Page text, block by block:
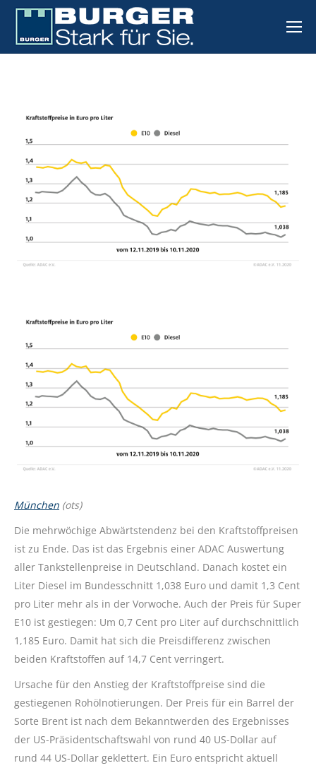
München (ots)
Die mehrwöchige Abwärtstendenz bei den Kraftstoffpreisen
ist zu Ende. Das ist das Ergebnis einer ADAC Auswertung
aller Tankstellenpreise in Deutschland. Danach kostet ein
Liter Diesel im Bundesschnitt 1,038 Euro und damit 1,3 Cent
pro Liter mehr als in der Vorwoche. Auch der Preis für Super
E10 ist gestiegen: Um 0,7 Cent pro Liter auf durchschnittlich
1,185 Euro. Damit hat sich die Preisdifferenz zwischen
beiden Kraftstoffen auf 14,7 Cent verringert.
Ursache für den Anstieg der Kraftstoffpreise sind die
gestiegenen Rohölnotierungen. Der Preis für ein Barrel der
Sorte Brent ist nach dem Bekanntwerden des Ergebnisses
der US-Präsidentschaftswahl von rund 40 US-Dollar auf
rund 44 US-Dollar geklettert. Ein Euro entspricht aktuell